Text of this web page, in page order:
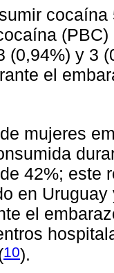
(0,94%) y 3
el
mujeres
42%; este
en
el
10).